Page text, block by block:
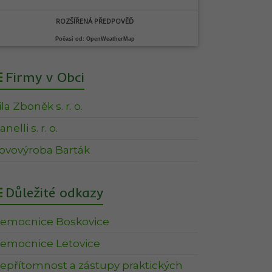
ROZŠÍŘENÁ PŘEDPOVĚĎ
Počasí od: OpenWeatherMap
Firmy v Obci
Zboněk s. r. o.
s. r. o.
Barták
Důležité odkazy
Boskovice
Letovice
a zástupy praktických